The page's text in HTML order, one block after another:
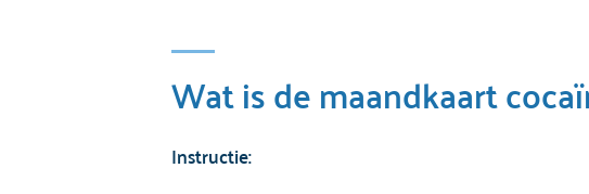
Wat is de maandkaart
Instructie: